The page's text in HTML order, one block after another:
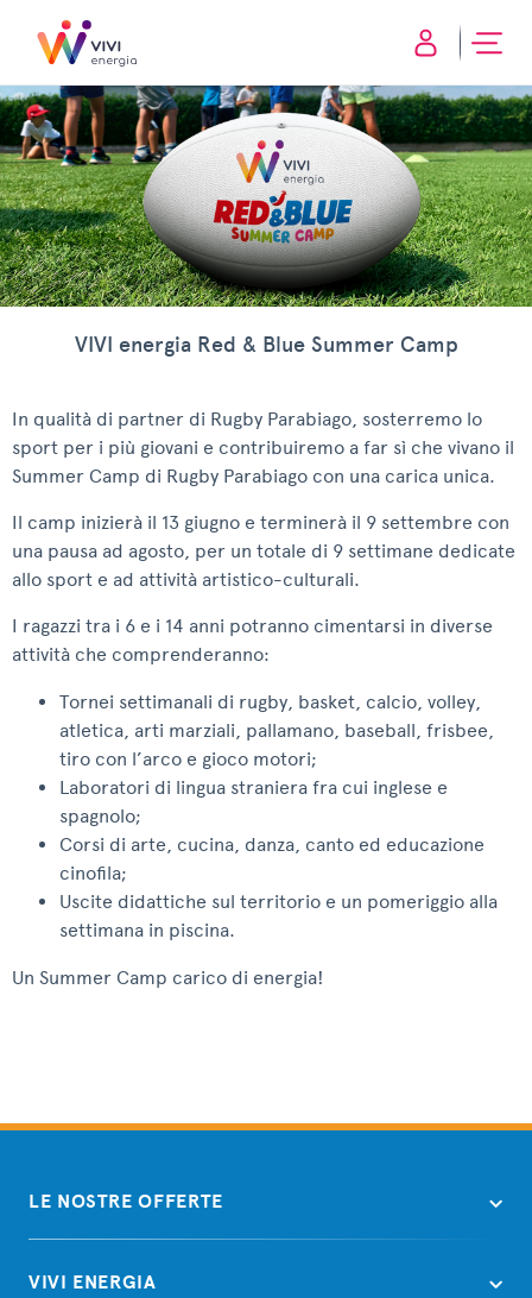
VIVI energia Red & Blue Summer Camp
In qualità di partner di Rugby Parabiago, sosterremo lo
sport per i più giovani e contribuiremo a far sì che vivano il
Summer Camp di Rugby Parabiago con una carica unica.
Il camp inizierà il 13 giugno e terminerà il 9 settembre con
una pausa ad agosto, per un totale di 9 settimane dedicate
allo sport e ad attività artistico-culturali.
I ragazzi tra i 6 e i 14 anni potranno cimentarsi in diverse
attività che comprenderanno:
Tornei settimanali di rugby, basket, calcio, volley,
atletica, arti marziali, pallamano, baseball, frisbee,
tiro con l’arco e gioco motori;
Laboratori di lingua straniera fra cui inglese e
spagnolo;
Corsi di arte, cucina, danza, canto ed educazione
cinofila;
Uscite didattiche sul territorio e un pomeriggio alla
settimana in piscina.
Un Summer Camp carico di energia!
LE NOSTRE OFFERTE
VIVI ENERGIA